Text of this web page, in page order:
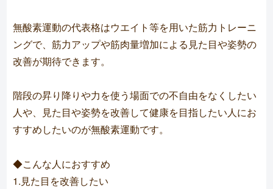
無酸素運動の代表格はウエイト等を用いた筋力トレーニ
ングで、筋力アップや筋肉量増加による見た目や姿勢の
改善が期待できます。
階段の昇り降りや力を使う場面での不自由をなくしたい
人や、見た目や姿勢を改善して健康を目指したい人にお
すすめしたいのが無酸素運動です。
◆こんな人におすすめ
1.見た目を改善したい